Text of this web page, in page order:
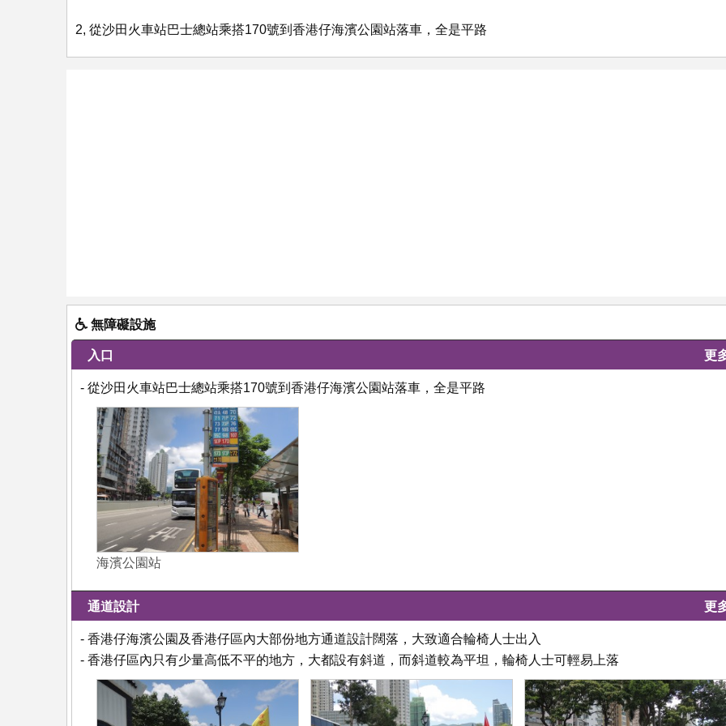
2, 從沙田火車站巴士總站乘搭170號到香港仔海濱公園站落車，全是平路
無障礙設施
入口 更
- 從沙田火車站巴士總站乘搭170號到香港仔海濱公園站落車，全是平路
海濱公園站
通道設計 更
- 香港仔海濱公園及香港仔區內大部份地方通道設計闊落，大致適合輪椅人士出入
- 香港仔區內只有少量高低不平的地方，大都設有斜道，而斜道較為平坦，輪椅人士可輕易上落